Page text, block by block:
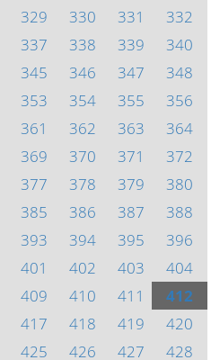
329 330 331
332
337 338 339
340
345 346 347
348
353 354 355
356
361 362 363
364
369 370 371
372
377 378 379
380
385 386 387
388
393 394 395
396
401 402 403
404
409 410 411
412
417 418 419
420
425 426 427 428